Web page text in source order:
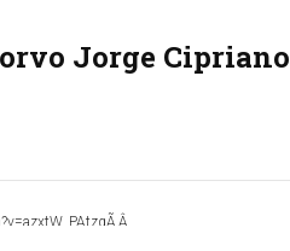
Jorge Cipriano